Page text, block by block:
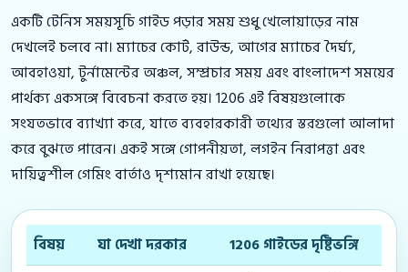
একটি টেনিস সময়সূচি গাইড পড়ার সময় শুধু খেলোয়াড়ের নাম
দেখলেই চলবে না। ম্যাচের কোর্ট, রাউন্ড, আগের ম্যাচের দৈর্ঘ্য,
আবহাওয়া, টুর্নামেন্টের অঞ্চল, সম্প্রচার সময় এবং বাংলাদেশ সময়ের
পার্থক্য একসঙ্গে বিবেচনা করতে হয়। 1206 এই বিষয়গুলোকে
সংযতভাবে ব্যাখ্যা করে, যাতে ব্যবহারকারী তথ্যের স্তরগুলো আলাদা
করে বুঝতে পারেন। একই সঙ্গে গোপনীয়তা, লগইন নিরাপত্তা এবং
দায়িত্বশীল গেমিং বার্তাও দৃশ্যমান রাখা হয়েছে।
বিষয় যা দেখা দরকার 1206 গাইডের দৃষ্টিভঙ্গি